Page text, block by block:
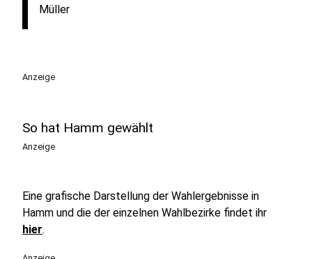
Müller
Anzeige
So hat Hamm gewählt
Anzeige
Eine grafische Darstellung der Wahlergebnisse in
Hamm und die der einzelnen Wahlbezirke findet ihr
hier.